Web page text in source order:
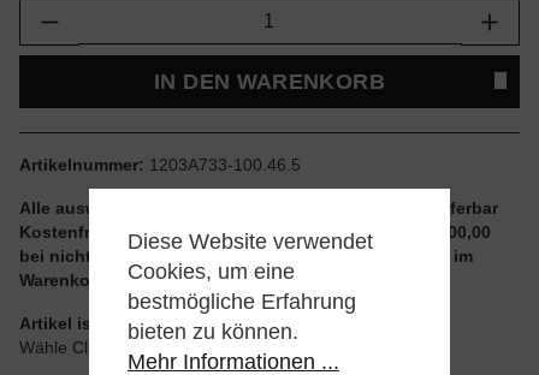
Produkt Anzahl: Gib den gewünschten
IN DEN WARENKORB
Artikelnummer: 1203A733-100.46.5
Alle auswählbaren Größen und Artikel sind sofort lieferbar
Kostenfreier Versand ab einem Einkaufswert von € 100,00
bei nicht reduzierten Artikeln und ohne Aktionscode im
Warenkorb
Artikel ist wie angegeben im Store verfügbar
Wähle Click & Collect beim Checkout
Diese Website verwendet
Cookies, um eine
bestmögliche Erfahrung
bieten zu können.
Mehr Informationen ...